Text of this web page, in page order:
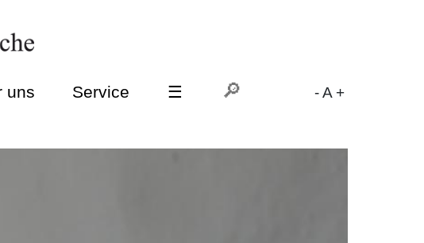
uns Service ☰ -A +